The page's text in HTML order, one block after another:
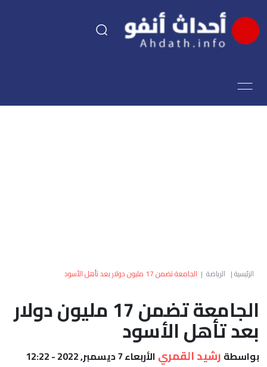
اقتصاد
العالم
أعمدة
الصحراء
الرئيسية| الرياضة | الجامعة تضمن 17 مليون دولار بعد تأهل الأسود
الجامعة تضمن 17 مليون دولار
بعد تأهل الأسود
بواسطة رشيد القمري الأربعاء 7 ديسمبر, 2022 - 12:22